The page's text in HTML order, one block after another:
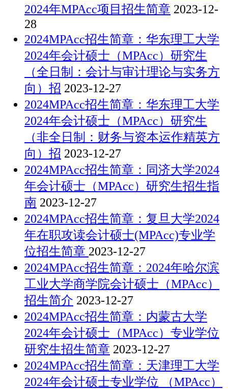
2024年MPAcc项目招生简章 2023-12-
28
2024MPAcc招生简章：华东理工大学
2024年会计硕士（MPAcc）研究生
（全日制：会计与审计理论与实务方
向）招 2023-12-27
2024MPAcc招生简章：华东理工大学
2024年会计硕士（MPAcc）研究生
（非全日制：财务与资本运作精英方
向）招 2023-12-27
2024MPAcc招生简章：同济大学2024
年会计硕士（MPAcc）研究生招生指
南 2023-12-27
2024MPAcc招生简章：复旦大学2024
年在职攻读会计硕士(MPAcc)专业学
位招生简章 2023-12-27
2024MPAcc招生简章：2024年哈尔滨
工业大学商学院会计硕士（MPAcc）
招生简介 2023-12-27
2024MPAcc招生简章：内蒙古大学
2024年会计硕士（MPAcc）专业学位
研究生招生简章 2023-12-27
2024MPAcc招生简章：天津理工大学
2024年会计硕士专业学位 （MPAcc）